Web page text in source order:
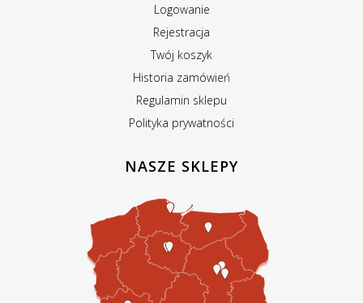
Logowanie
Rejestracja
Twój koszyk
Historia zamówień
Regulamin sklepu
Polityka prywatności
NASZE SKLEPY